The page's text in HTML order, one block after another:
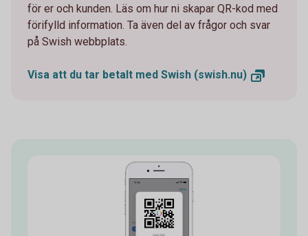
för er och kunden. Läs om hur ni skapar QR-kod med
förifylld information. Ta även del av frågor och svar
på Swish webbplats.
Visa att du tar betalt med Swish (swish.nu)